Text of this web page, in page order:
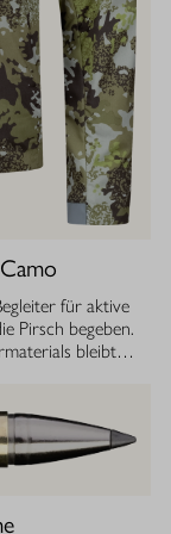
für aktive
Pirsch begeben.
bleibt
sorgt
Die
im